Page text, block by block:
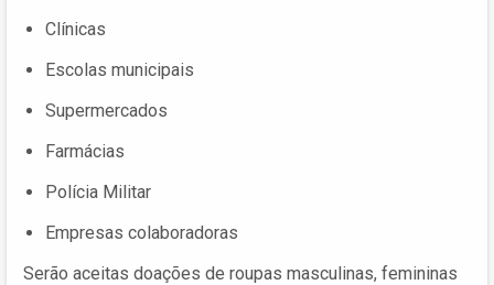
Clínicas
Escolas municipais
Supermercados
Farmácias
Polícia Militar
Empresas colaboradoras
Serão aceitas doações de roupas masculinas, femininas